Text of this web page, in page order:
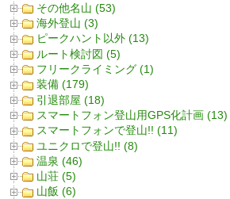
その他名山 (53)
海外登山 (3)
ピークハント以外 (13)
ルート検討図 (5)
フリークライミング (1)
装備 (179)
引退部屋 (18)
スマートフォン登山用GPS化計画 (13)
スマートフォンで登山!! (11)
ユニクロで登山!! (8)
温泉 (46)
山荘 (5)
山飯 (6)